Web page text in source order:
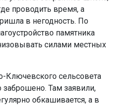
проводить время, а
в негодность. По
памятника
силами местных
Ключевского сельсовета
заброшено. Там заявили,
обкашивается, а в